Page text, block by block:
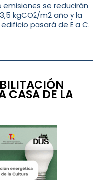
emisiones se reducirán
kgCO2/m2 año y la
pasará de E a C.
CASA DE LA